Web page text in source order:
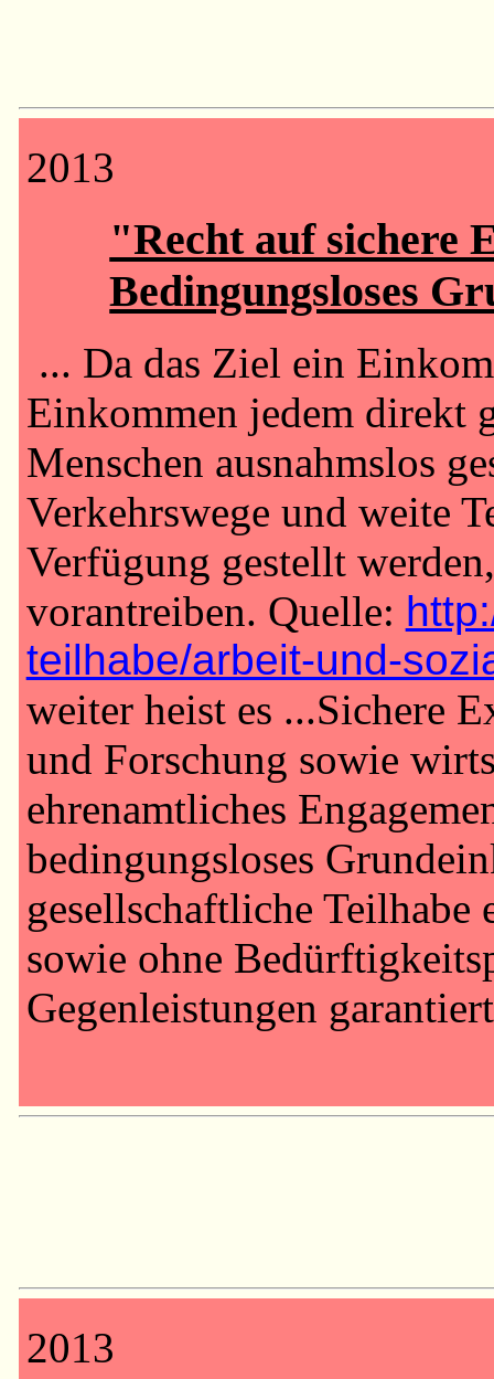
2013
"Recht auf sichere
Bedingungsloses
... Da das Ziel ein
Einkommen jedem direkt
Menschen ausnahmslos
Verkehrswege und weite
Verfügung gestellt
vorantreiben. Quelle:
teilhabe/arbeit-und-
weiter heist es ...Sichere
und Forschung sowie
ehrenamtliches
bedingungsloses
gesellschaftliche
sowie ohne
Gegenleistungen
2013